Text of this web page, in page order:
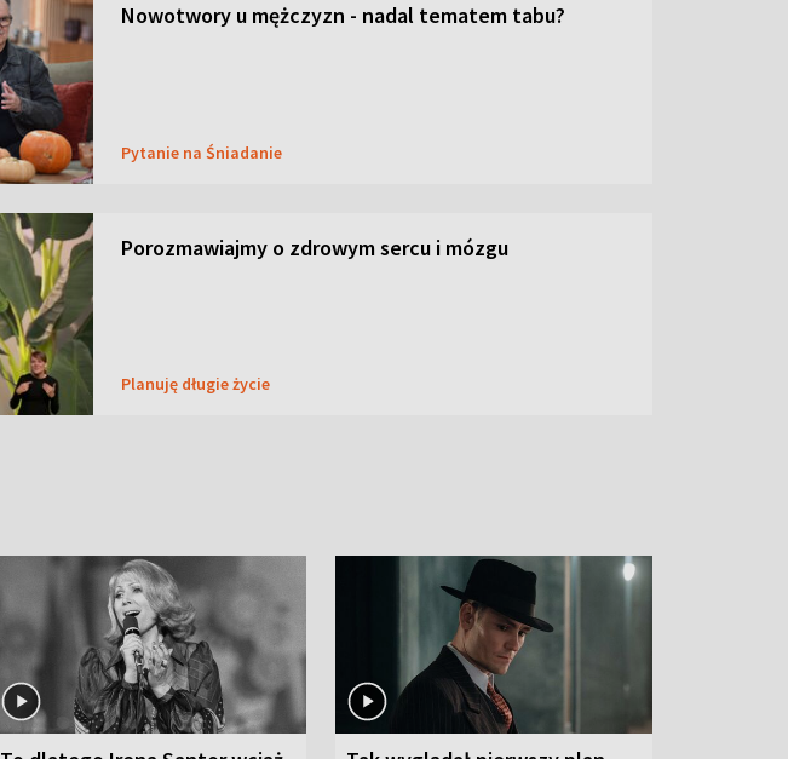
Nowotwory u mężczyzn - nadal tematem tabu?
Pytanie na Śniadanie
Porozmawiajmy o zdrowym sercu i mózgu
Planuję długie życie